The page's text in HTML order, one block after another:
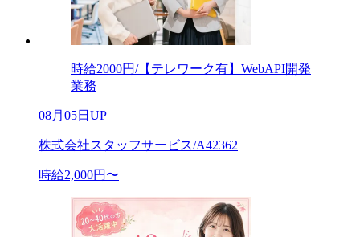
時給2000円/【テレワーク有】WebAPI開発
業務
08月05日UP
株式会社スタッフサービス/A42362
時給2,000円〜